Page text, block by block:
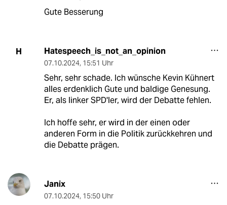
Gute Besserung
H Hatespeech_is_not_an_opinion
07.10.2024, 15:51 Uhr
Sehr, sehr schade. Ich wünsche Kevin Kühnert
alles erdenklich Gute und baldige Genesung.
Er, als linker SPD'ler, wird der Debatte fehlen.
Ich hoffe sehr, er wird in der einen oder
anderen Form in die Politik zurückkehren und
die Debatte prägen.
Janix
07.10.2024, 15:50 Uhr